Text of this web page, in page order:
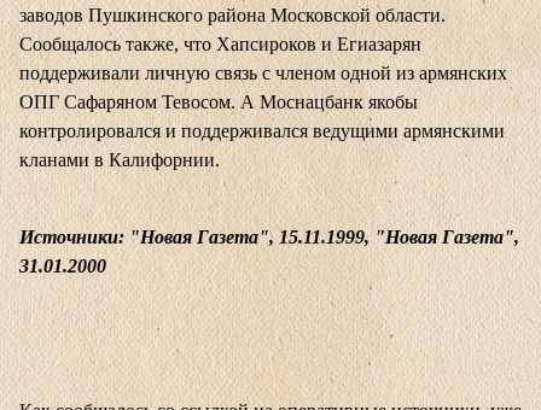
заводов Пушкинского района Московской области.
Сообщалось также, что Хапсироков и Егиазарян
поддерживали личную связь с членом одной из армянских
ОПГ Сафаряном Тевосом. А Моснацбанк якобы
контролировался и поддерживался ведущими армянскими
кланами в Калифорнии.
Источники: "Новая Газета", 15.11.1999, "Новая Газета",
31.01.2000